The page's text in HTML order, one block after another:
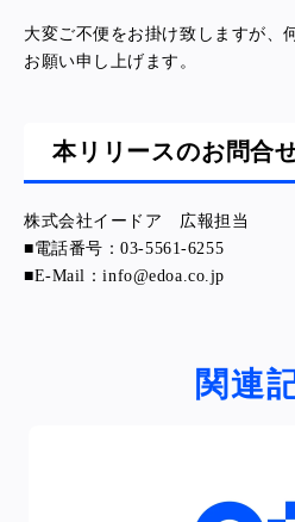
大変ご不便をお掛け致しますが、
お願い申し上げます。
本リリースのお問合
株式会社イードア 広報担当
■電話番号：03-5561-6255
■E-Mail：info@edoa.co.jp
関連